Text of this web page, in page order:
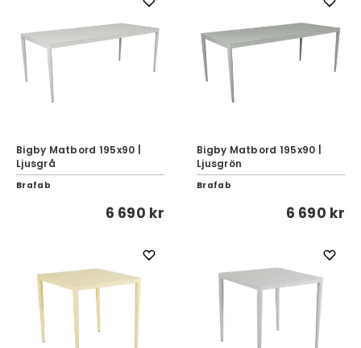
Bigby Matbord 195x90 |
Ljusgrå
Brafab
6 690 kr
Bigby Matbord 195x90 |
Ljusgrön
Brafab
6 690 kr